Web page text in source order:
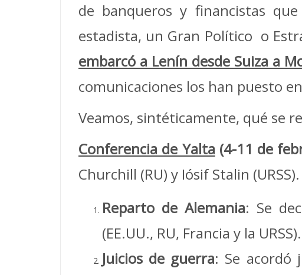
de banqueros y financistas que
estadista, un Gran Político o
embarcó a Lenín desde Suiza a
comunicaciones los han puesto
Veamos, sintéticamente, qué se
Conferencia de Yalta (4-11 de
Churchill (RU) y Iósif Stalin
Reparto de Alemania: Se
(EE.UU., RU, Francia y la URSS).
Juicios de guerra: Se acordó